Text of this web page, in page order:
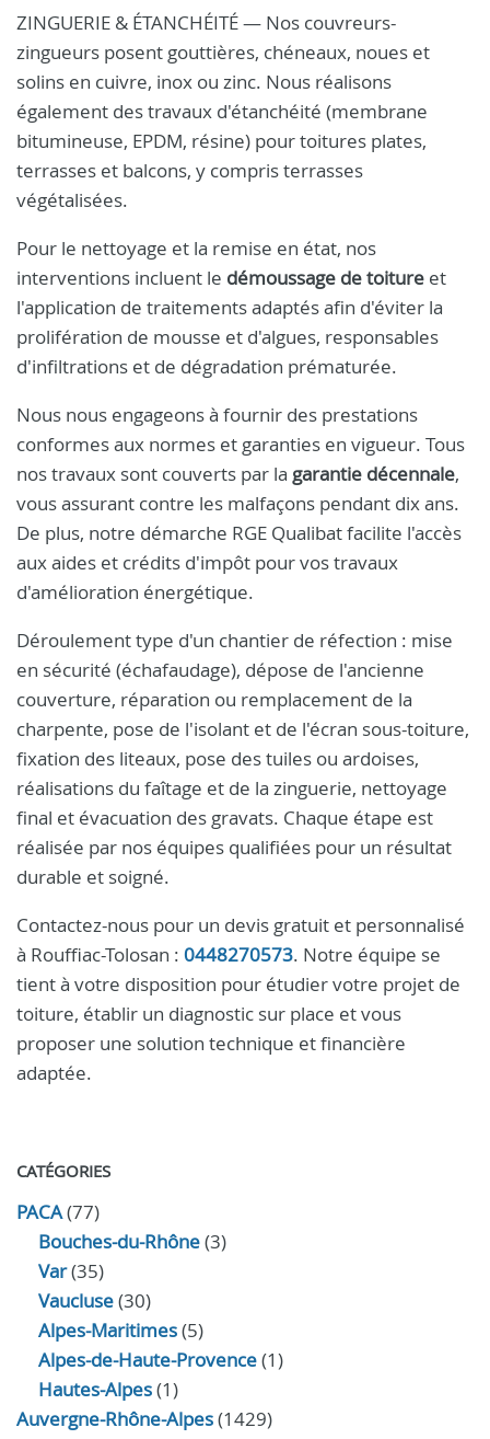
ZINGUERIE & ÉTANCHÉITÉ — Nos couvreurs-
zingueurs posent gouttières, chéneaux, noues et
solins en cuivre, inox ou zinc. Nous réalisons
également des travaux d'étanchéité (membrane
bitumineuse, EPDM, résine) pour toitures plates,
terrasses et balcons, y compris terrasses
végétalisées.
Pour le nettoyage et la remise en état, nos
interventions incluent le démoussage de toiture et
l'application de traitements adaptés afin d'éviter la
prolifération de mousse et d'algues, responsables
d'infiltrations et de dégradation prématurée.
Nous nous engageons à fournir des prestations
conformes aux normes et garanties en vigueur. Tous
nos travaux sont couverts par la garantie décennale,
vous assurant contre les malfaçons pendant dix ans.
De plus, notre démarche RGE Qualibat facilite l'accès
aux aides et crédits d'impôt pour vos travaux
d'amélioration énergétique.
Déroulement type d'un chantier de réfection : mise
en sécurité (échafaudage), dépose de l'ancienne
couverture, réparation ou remplacement de la
charpente, pose de l'isolant et de l'écran sous-toiture,
fixation des liteaux, pose des tuiles ou ardoises,
réalisations du faîtage et de la zinguerie, nettoyage
final et évacuation des gravats. Chaque étape est
réalisée par nos équipes qualifiées pour un résultat
durable et soigné.
Contactez-nous pour un devis gratuit et personnalisé
à Rouffiac-Tolosan : 0448270573. Notre équipe se
tient à votre disposition pour étudier votre projet de
toiture, établir un diagnostic sur place et vous
proposer une solution technique et financière
adaptée.
CATÉGORIES
PACA(77)
Bouches-du-Rhône(3)
Var(35)
Vaucluse(30)
Alpes-Maritimes(5)
Alpes-de-Haute-Provence(1)
Hautes-Alpes(1)
Auvergne-Rhône-Alpes(1429)